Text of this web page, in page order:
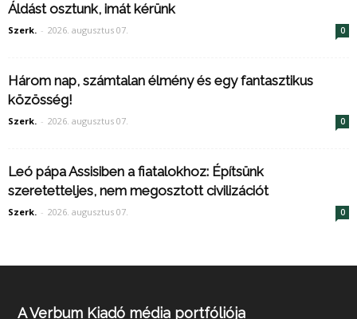
Áldást osztunk, imát kérünk
Szerk. - 2026. augusztus 07. 0
Három nap, számtalan élmény és egy fantasztikus
közösség!
Szerk. - 2026. augusztus 07. 0
Leó pápa Assisiben a fiatalokhoz: Építsünk
szeretetteljes, nem megosztott civilizációt
Szerk. - 2026. augusztus 07. 0
A Verbum Kiadó média portfóliója